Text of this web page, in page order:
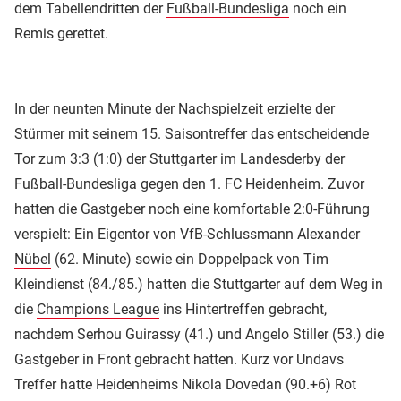
dem Tabellendritten der Fußball-Bundesliga noch ein
Remis gerettet.
In der neunten Minute der Nachspielzeit erzielte der
Stürmer mit seinem 15. Saisontreffer das entscheidende
Tor zum 3:3 (1:0) der Stuttgarter im Landesderby der
Fußball-Bundesliga gegen den 1. FC Heidenheim. Zuvor
hatten die Gastgeber noch eine komfortable 2:0-Führung
verspielt: Ein Eigentor von VfB-Schlussmann Alexander
Nübel (62. Minute) sowie ein Doppelpack von Tim
Kleindienst (84./85.) hatten die Stuttgarter auf dem Weg in
die Champions League ins Hintertreffen gebracht,
nachdem Serhou Guirassy (41.) und Angelo Stiller (53.) die
Gastgeber in Front gebracht hatten. Kurz vor Undavs
Treffer hatte Heidenheims Nikola Dovedan (90.+6) Rot